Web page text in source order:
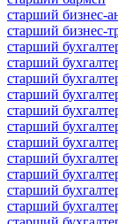
старший бизнес-
старший бизнес-
старший
старший
старший
старший
старший
старший
старший
старший
старший
старший
старший